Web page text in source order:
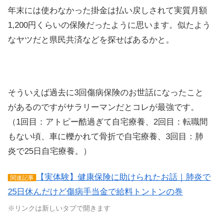
年末には使わなかった掛金は払い戻しされて実質月額
1,200円くらいの保険だったように思います。似たよう
なヤツだと県民共済などを探せばあるかと。
そういえば過去に3回傷病保険のお世話になったこと
があるのですがサラリーマンだとコレが最強です。
（1回目：アトピー酷過ぎて自宅療養、2回目：転職間
もない頃、車に轢かれて骨折で自宅療養、3回目：肺
炎で25日自宅療養。）
関連記事
【実体験】健康保険に助けられたお話｜肺炎で
25日休んだけど傷病手当金で給料トントンの巻
※リンクは新しいタブで開きます